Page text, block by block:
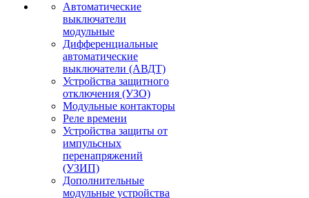
Автоматические
выключатели
модульные
Дифференциальные
автоматические
выключатели (АВДТ)
Устройства защитного
отключения (УЗО)
Модульные контакторы
Реле времени
Устройства защиты от
импульсных
перенапряжений
(УЗИП)
Дополнительные
модульные устройства